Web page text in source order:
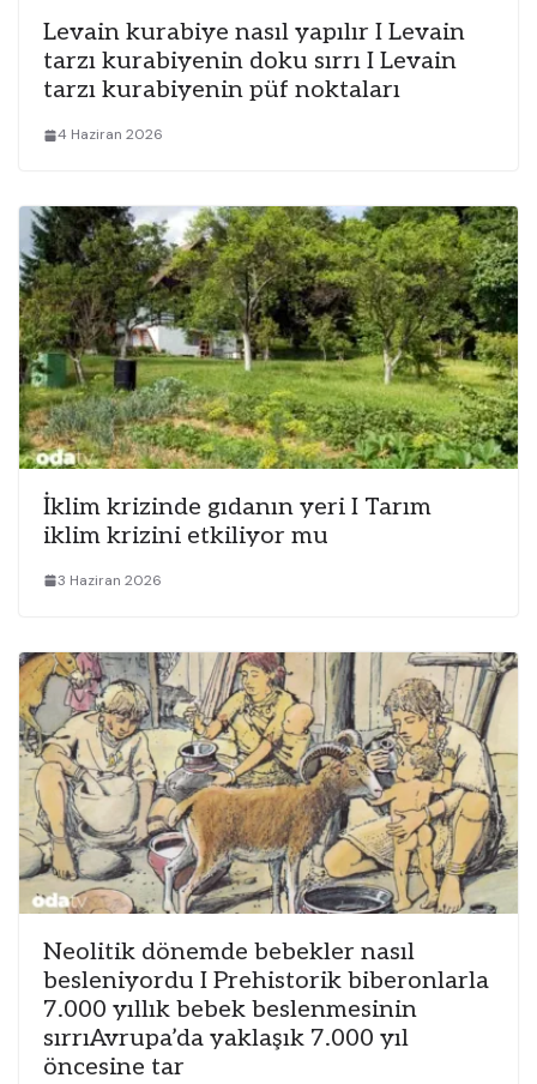
Levain kurabiye nasıl yapılır I Levain
tarzı kurabiyenin doku sırrı I Levain
tarzı kurabiyenin püf noktaları
4 Haziran 2026
İklim krizinde gıdanın yeri I Tarım
iklim krizini etkiliyor mu
3 Haziran 2026
Neolitik dönemde bebekler nasıl
besleniyordu I Prehistorik biberonlarla
7.000 yıllık bebek beslenmesinin
sırrıAvrupa’da yaklaşık 7.000 yıl
öncesine tar